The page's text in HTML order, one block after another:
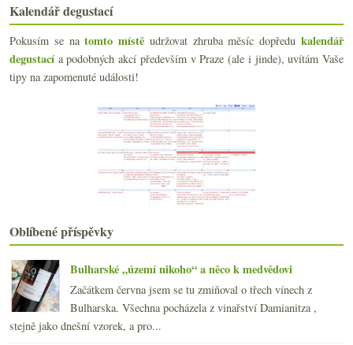
Deset různorodých vín z Loiry
Štíhlý a naopak velmi opulentní Ryzlink
Italská nuda a sada vzorků z Nového vinařství
Degustační narozeniny Vinného sklepa Újezd 19
Anglické bubliny, domací Cabernet, dubové Chardonn...
Rodič Furmintu, nejlepší bílé světa, Laurent Ponso...
Dvě fajn saké za rozumný peníz
Stefano Amerighi a jeho Syrah
Biodynamické Champagne, klasické Prosecco a chlast...
Proč v Somló nedělat červená vína?
Jarní sherry a komiks pro vinotékaře a vinaře
Templářská pokuta, rozmrzelost, EET a charitativní...
►února
►ledna (22)
►2016(250)
2015(251)
►2014
Kalendář degustací
Pokusím se natomto místě udržovat zhruba měsíc dopředukalendář
degustacía podobných akcí především v Praze (ale i jinde), uvítám Vaše
tipy na zapomenuté události!
Oblíbené příspěvky
Bulharské „území nikoho“ a něco k medvědovi
Začátkem června jsem se tu zmiňoval o třech vínech z
Bulharska. Všechna pocházela z vinařství Damianitza ,
stejně jako dnešní vzorek, a pro...